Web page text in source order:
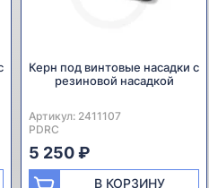
Керн под винтовые насадки с
резиновой насадкой
Артикул: 2411107
Производитель:
PDRC
5 250 ₽
В КОРЗИНУ